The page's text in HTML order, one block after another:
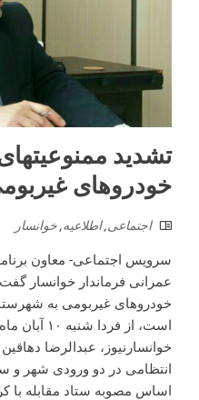
تشدید
خودروهای
اجتماعی,اطلاعیه,خوانسار
سرویس اجتماعی- معاون
عمرانی فرماندار خوانسار
خودروهای غیربومی به
است، از
انتظامی در دو ورودی شهر و
اساس مصوبه ستاد مقابله با